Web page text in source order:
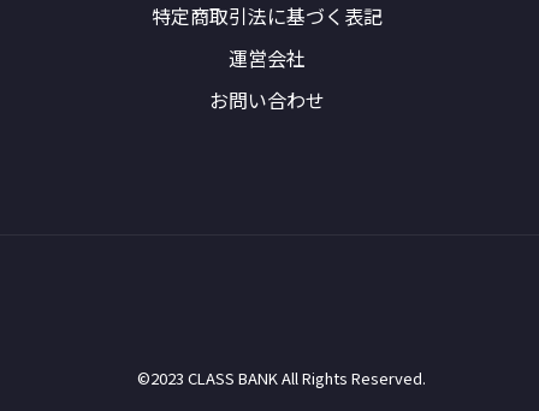
特定商取引法に基づく表記
運営会社
お問い合わせ
©2023 CLASS BANK All Rights Reserved.